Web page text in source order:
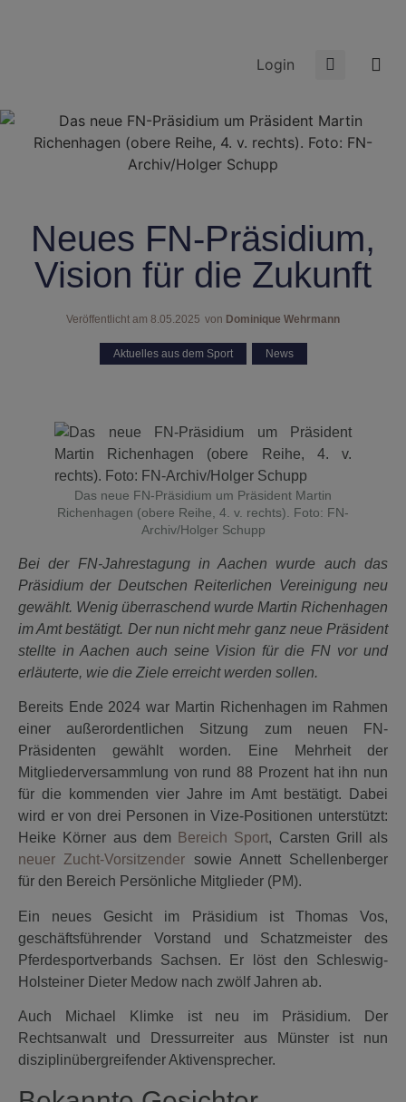
Login
Neues FN-Präsidium,
Vision für die Zukunft
Veröffentlicht am 8.05.2025 von Dominique Wehrmann
Aktuelles aus dem Sport News
Das neue FN-Präsidium um Präsident Martin
Richenhagen (obere Reihe, 4. v. rechts). Foto: FN-
Archiv/Holger Schupp
Bei der FN-Jahrestagung in Aachen wurde auch das
Präsidium der Deutschen Reiterlichen Vereinigung neu
gewählt. Wenig überraschend wurde Martin Richenhagen
im Amt bestätigt. Der nun nicht mehr ganz neue Präsident
stellte in Aachen auch seine Vision für die FN vor und
erläuterte, wie die Ziele erreicht werden sollen.
Bereits Ende 2024 war Martin Richenhagen im Rahmen
einer außerordentlichen Sitzung zum neuen FN-
Präsidenten gewählt worden. Eine Mehrheit der
Mitgliederversammlung von rund 88 Prozent hat ihn nun
für die kommenden vier Jahre im Amt bestätigt. Dabei
wird er von drei Personen in Vize-Positionen unterstützt:
Heike Körner aus dem Bereich Sport, Carsten Grill als
neuer Zucht-Vorsitzender sowie Annett Schellenberger
für den Bereich Persönliche Mitglieder (PM).
Ein neues Gesicht im Präsidium ist Thomas Vos,
geschäftsführender Vorstand und Schatzmeister des
Pferdesportverbands Sachsen. Er löst den Schleswig-
Holsteiner Dieter Medow nach zwölf Jahren ab.
Auch Michael Klimke ist neu im Präsidium. Der
Rechtsanwalt und Dressurreiter aus Münster ist nun
disziplinübergreifender Aktivensprecher.